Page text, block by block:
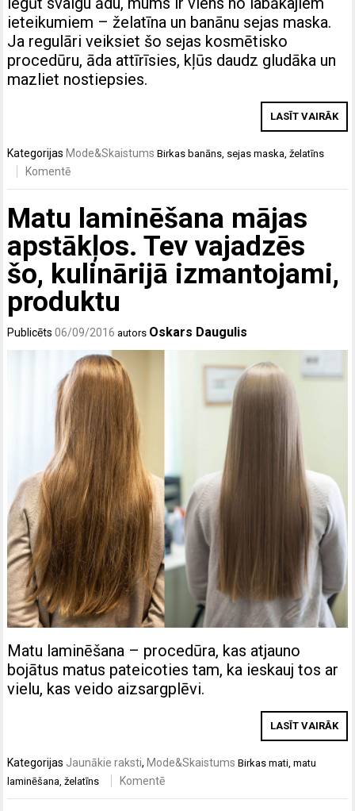
ieteikumiem – želatīna un banānu sejas maska.
Ja regulāri veiksiet šo sejas kosmētisko
procedūru, āda attīrīsies, kļūs daudz gludāka un
mazliet nostiepsies.
LASĪT VAIRĀK
KategorijasMode&Skaistums Birkasbanāns sejas maska ,želatīns
Komentē
Matu laminēšana mājas
apstākļos. Tev vajadzēs
šo, kulinārijā izmantojami,
produktu
Publicēts06/09/2016 autors Oskars Daugulis
Matu laminēšana – procedūra, kas atjauno
bojātus matus pateicoties tam, ka ieskauj tos ar
vielu, kas veido aizsargplēvi.
LASĪT VAIRĀK
Kategorijas Jaunākie raksti, Mode&Skaistums Birkasmati ,matu
laminēšana ,želatīns Komentē